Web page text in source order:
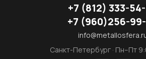
+7 (812) 333-
+7 (960)256-
Санкт-Петербург · Пн–Пт